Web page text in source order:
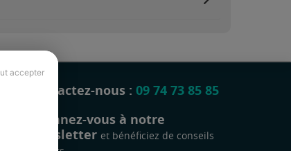
accepter
Contactez-nous : 09 74 73 85 85
Abonnez-vous à notre
newsletter et bénéficiez de conseils